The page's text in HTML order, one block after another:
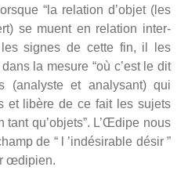
“la relation d’objet (les
se muent en relation inter-
les signes de cette fin, il les
la mesure “où c’est le dit
(analyste et analysant) qui
et libère de ce fait les sujets
qu’objets”. L’Œdipe nous
de “ l ’indésirable désir ”
œdipien.